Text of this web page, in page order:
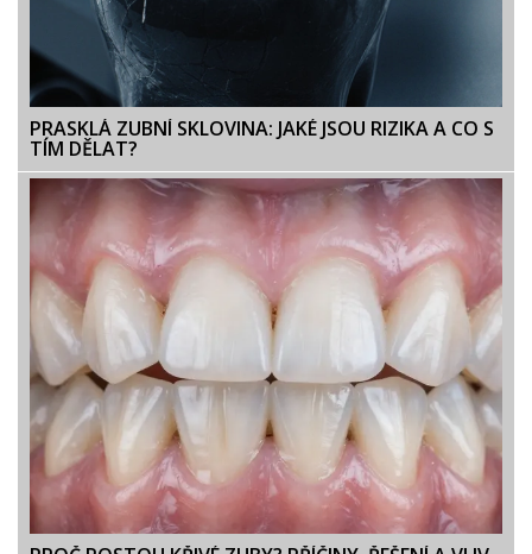
PRASKLÁ ZUBNÍ SKLOVINA: JAKÉ JSOU RIZIKA A CO S
TÍM DĚLAT?